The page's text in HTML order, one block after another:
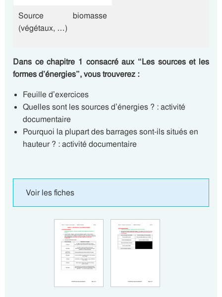
Source biomasse
(végétaux, …)
Dans ce chapitre 1 consacré aux “Les sources et les
formes d’énergies”, vous trouverez :
Feuille d’exercices
Quelles sont les sources d’énergies ? : activité
documentaire
Pourquoi la plupart des barrages sont-ils situés en
hauteur ? : activité documentaire
Voir les fiches